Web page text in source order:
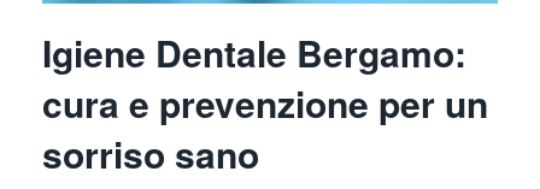
Igiene Dentale Bergamo:
cura e prevenzione per un
sorriso sano